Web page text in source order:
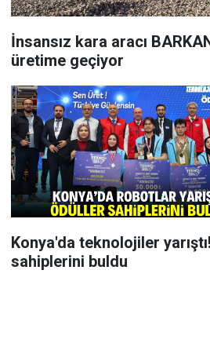
İnsansız kara aracı
üretime geçiyor
Konya'da teknolojiler
sahiplerini buldu